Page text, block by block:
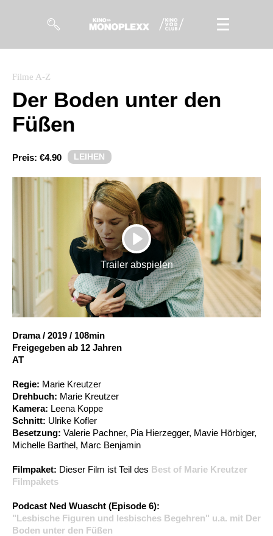
Magazin
Kuratierungen
Events
So geht’s
Filmpakete
Gutscheine
& Filmpässe
Account
Suche
Filme A-Z
Der Boden unter den
Füßen
Preis: €4.90 LEIHEN
PLAY
Trailer abspielen
Drama / 2019 / 108min
Freigegeben ab 12 Jahren
AT
Regie: Marie Kreutzer
Drehbuch: Marie Kreutzer
Kamera: Leena Koppe
Schnitt: Ulrike Kofler
Besetzung: Valerie Pachner, Pia Hierzegger, Mavie Hörbiger,
Michelle Barthel, Marc Benjamin
Filmpaket: Dieser Film ist Teil des Best of Marie Kreutzer
Filmpakets
Podcast Ned Wuascht (Episode 6):
"Lesbische Figuren und lesbisches Begehren" u.a. mit Der
Boden unter den Füßen